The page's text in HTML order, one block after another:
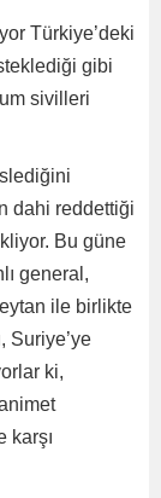
Türkiye’deki
gibi
sivilleri
dahi reddettiği
Bu güne
general,
ile birlikte
Suriye’ye
ki,
karşı